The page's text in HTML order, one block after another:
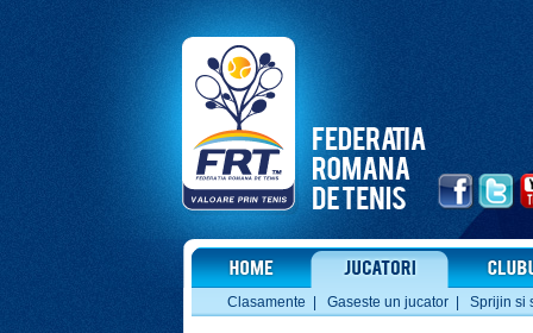
Clasamente Gaseste un jucator Sprijin si